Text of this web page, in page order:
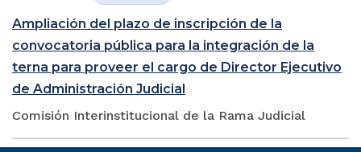
Ampliación del plazo de inscripción de la
convocatoria pública para la integración de la
terna para proveer el cargo de Director Ejecutivo
de Administración Judicial
Comisión Interinstitucional de la Rama Judicial